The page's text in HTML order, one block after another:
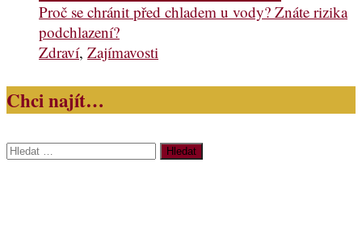
Proč se chránit před chladem u vody? Znáte rizika
podchlazení?
Zdraví, Zajímavosti
Chci najít…
Vyhledávání